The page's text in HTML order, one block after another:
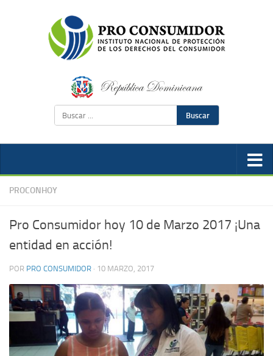
Buscar
PROCONHOY
Pro Consumidor hoy 10 de Marzo 2017 ¡Una
entidad en acción!
POR PRO CONSUMIDOR · 10 MARZO, 2017